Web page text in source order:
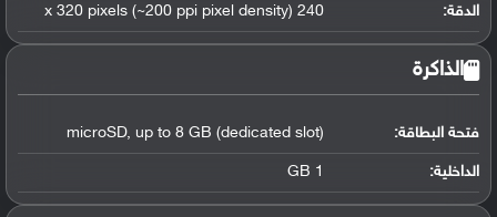
الدقة: 240 x 320 pixels (~200 ppi pixel density)
الذاكرة
فتحة البطاقة: microSD, up to 8 GB (dedicated slot)
الداخلية: 1 GB